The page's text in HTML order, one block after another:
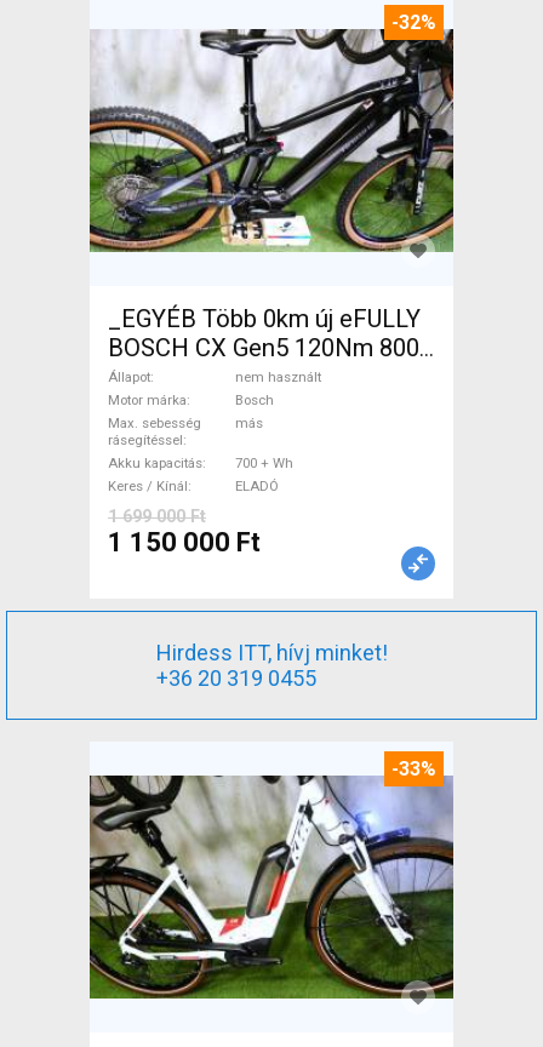
-32%
_EGYÉB Több 0km új eFULLY
BOSCH CX Gen5 120Nm 800
32kmh Elektromos Mountain
Bike össztelós / fully Bosch
nem használt ELADÓ
Állapot
nem használt
Motor márka
Bosch
Max. sebesség
rásegítéssel
más
Akku kapacitás
700 + Wh
Keres / Kínál
ELADÓ
1 699 000 Ft
1 150 000 Ft
Hirdess ITT, hívj minket!
+36 20 319 0455
-33%